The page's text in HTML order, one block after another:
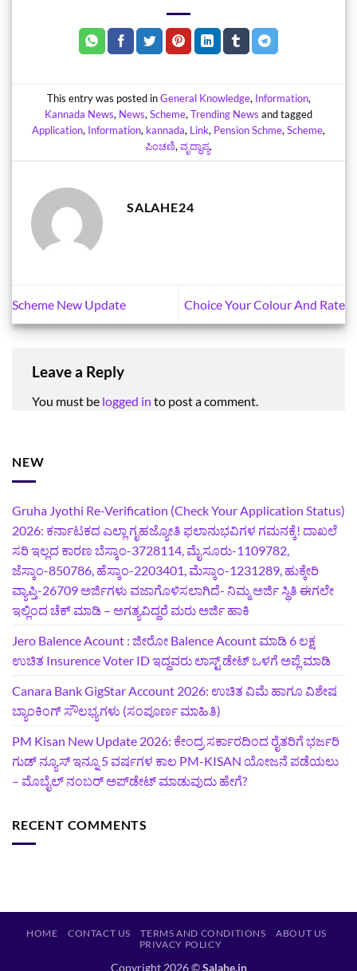
This entry was posted inGeneral Knowledge, Information,
Kannada News, News, Scheme, Trending News and tagged
Application, Information, kannada, Link, Pension Schme, Scheme,
ಪಿಂಚಣಿ, ವೃದ್ಧಾಪ್ಯ.
SALAHE24
Scheme New Update Choice Your Colour And Rate
Leave a Reply
You must be logged in to post a comment.
NEW
Gruha Jyothi Re-Verification (Check Your Application Status)
2026: ಕರ್ನಾಟಕದ ಎಲ್ಲಾ ಗೃಹಜ್ಯೋತಿ ಫಲಾನುಭವಿಗಳ ಗಮನಕ್ಕೆ! ದಾಖಲೆ
ಸರಿ ಇಲ್ಲದ ಕಾರಣ ಬೆಸ್ಕಾಂ-3728114, ಮೈಸೂರು-1109782,
ಜೆಸ್ಕಾಂ-850786, ಹೆಸ್ಕಾಂ-2203401, ಮೆಸ್ಕಾಂ-1231289, ಹುಕ್ಕೇರಿ
ವ್ಯಾಪ್ತಿ-26709 ಅರ್ಜಿಗಳು ವಜಾಗೊಳಿಸಲಾಗಿದೆ- ನಿಮ್ಮ ಅರ್ಜಿ ಸ್ಥಿತಿ ಈಗಲೇ
ಇಲ್ಲಿಂದ ಚೆಕ್ ಮಾಡಿ – ಅಗತ್ಯವಿದ್ದರೆ ಮರು ಅರ್ಜಿ ಹಾಕಿ
Jero Balence Acount : ಜೀರೋ Balence Acount ಮಾಡಿ 6 ಲಕ್ಷ
ಉಚಿತ Insurence Voter ID ಇದ್ದವರು ಲಾಸ್ಟ್‌ ಡೇಟ್‌ ಒಳಗೆ ಅಪ್ಲೆ ಮಾಡಿ
Canara Bank GigStar Account 2026: ಉಚಿತ ವಿಮೆ ಹಾಗೂ ವಿಶೇಷ
ಬ್ಯಾಂಕಿಂಗ್ ಸೌಲಭ್ಯಗಳು (ಸಂಪೂರ್ಣ ಮಾಹಿತಿ)
PM Kisan New Update 2026: ಕೇಂದ್ರ ಸರ್ಕಾರದಿಂದ ರೈತರಿಗೆ ಭರ್ಜರಿ
ಗುಡ್‌ ನ್ಯೂಸ್ ಇನ್ನೂ 5 ವರ್ಷಗಳ ಕಾಲ PM-KISAN ಯೋಜನೆ ಪಡೆಯಲು
– ಮೊಬೈಲ್ ನಂಬರ್ ಅಪ್‌ಡೇಟ್ ಮಾಡುವುದು ಹೇಗೆ?
RECENT COMMENTS
HOME CONTACT US TERMS AND CONDITIONS
ABOUT US
PRIVACY POLICY
Copyright 2026 ©Salahe.in